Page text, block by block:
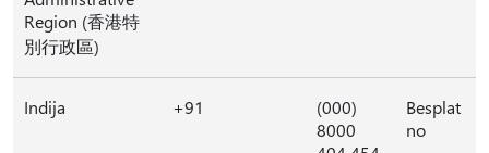
Region (香港特
別行政區)
Indija +91
(000)
8000
Besplat
no